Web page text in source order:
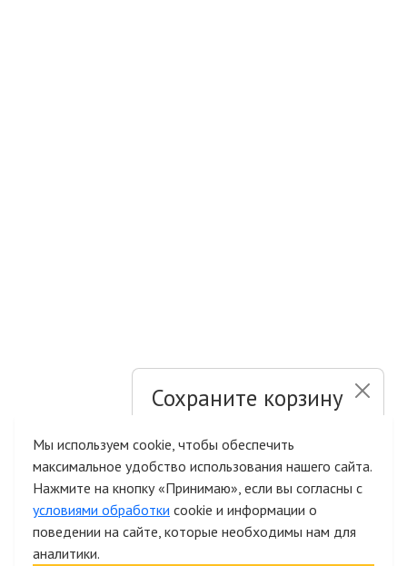
Сохраните корзину
Быстрая авторизация на сайте
Мы используем cookie, чтобы обеспечить
максимальное удобство использования нашего сайта.
Нажмите на кнопку «Принимаю», если вы согласны с
условиями обработки cookie и информации о
поведении на сайте, которые необходимы нам для
аналитики.